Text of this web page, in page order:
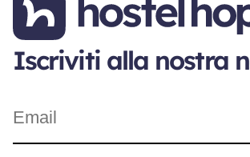
Iscriviti alla nostra